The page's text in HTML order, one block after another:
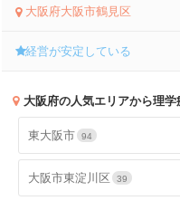
大阪府大阪市鶴見区
経営が安定している
大阪府の人気エリアから理
東大阪市 94
大阪市東淀川区 39